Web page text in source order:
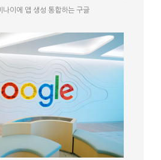
나이에 앱 생성 통합하는 구글